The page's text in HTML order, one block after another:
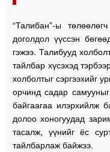
“Талибан”-ы
доголдол үүссэн
гэжээ. Талибууд
тайлбар хүсэхэд
холболтыг сэргээхийг
орчинд садар
байгаагаа илэрхийлж
долоо хоногуудад
тасалж, үүнийг ёс
тайлбарлаж байжээ.